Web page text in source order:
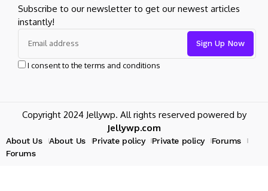
Subscribe to our newsletter to get our newest articles
instantly!
I consent to the terms and conditions
Copyright 2024 Jellywp. All rights reserved powered by
Jellywp.com
About Us About Us Private policy Private policy
Forums
Forums